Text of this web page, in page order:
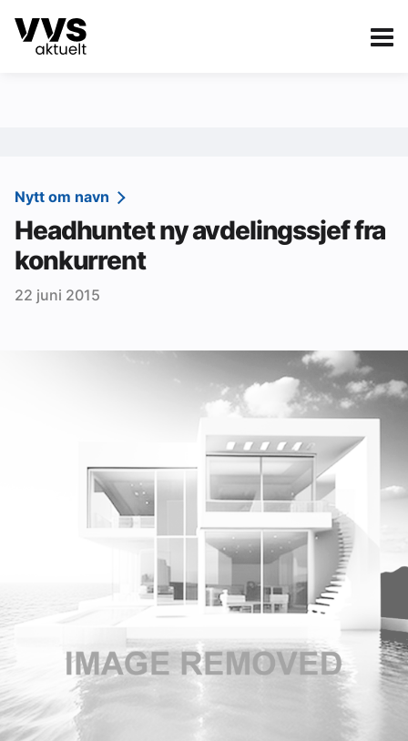
Kategorier
Sanitær
Ventilasjon
Varme og energi
Byggautomasjon
Kontakt oss:
Abonner på fagbladet Byggfakta Nyheter
Tips oss
Nytt om navn
Headhuntet ny avdelingssjef fra
konkurrent
22 juni 2015